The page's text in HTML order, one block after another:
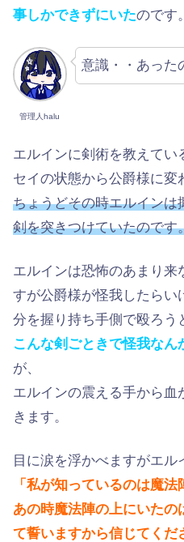
事しかできずにいたのです。
管理人halu
意識・・あった
エルインに剣術を教えてい
セイの状態から公爵様に変
ちょうどその時エルインは
剣を突きつけていたのです
エルインは恐怖のあまり来
すが公爵様が怪我したらい
分を握り持ち手側で殴ろう
こんな剣ごときで怪我なん
が、
エルインの震える手から血
きます。
目に涙を浮かべますがエル
「私が知っているのは魔法
あの時魔法陣の上にいた
て誓いますから信じてくだ